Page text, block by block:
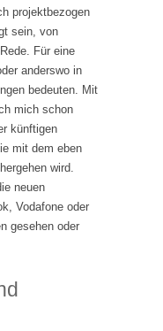
projektbezogen
sein, von
Für eine
anderswo in
bedeuten. Mit
mich schon
künftigen
mit dem eben
wird.
neuen
Vodafone oder
gesehen oder